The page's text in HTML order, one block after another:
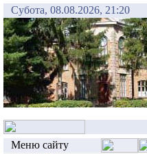
Субота, 08.08.2026, 21:20
Меню сайту